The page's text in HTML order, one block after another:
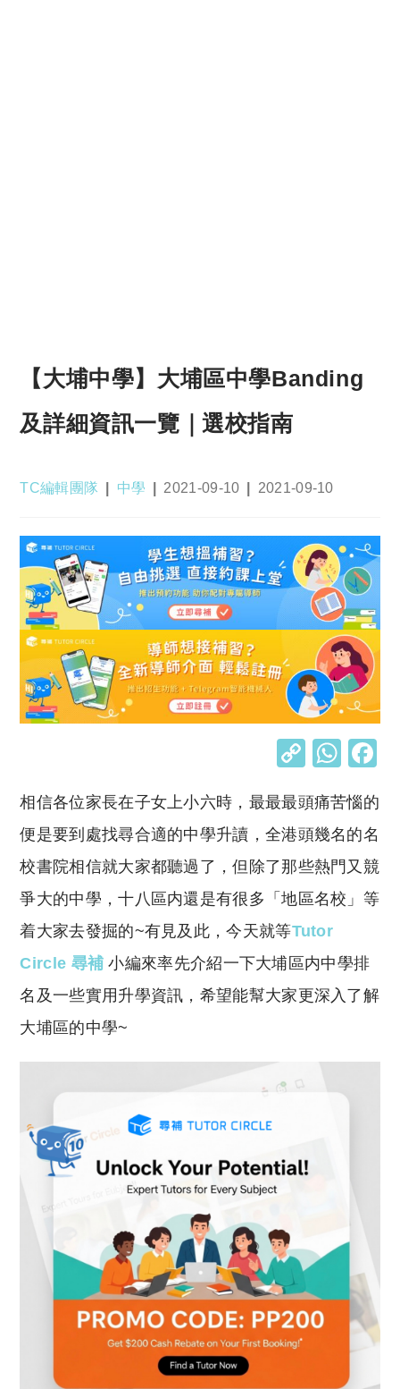
【大埔中學】大埔區中學Banding
及詳細資訊一覽｜選校指南
Post
TC編輯團隊
Post
中學
Post
2021-09-10
Post
2021-09-10
C
p
y
Li
n
k
W
at
s
A
p
相信各位家長在子女上小六時，最最最頭痛苦惱的
便是要到處找尋合適的中學升讀，全港頭幾名的名
校書院相信就大家都聽過了，但除了那些熱門又競
爭大的中學，十八區内還是有很多「地區名校」等
着大家去發掘的~有見及此，今天就等Tutor
Circle 尋補 小編來率先介紹一下大埔區内中學排
名及一些實用升學資訊，希望能幫大家更深入了解
大埔區的中學~